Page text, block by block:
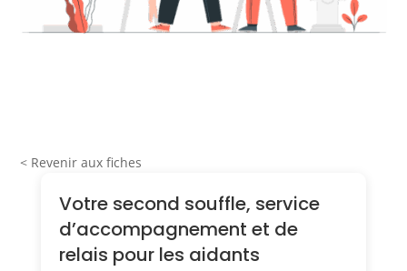
< Revenir aux fiches
Votre second souffle, service
d’accompagnement et de
relais pour les aidants